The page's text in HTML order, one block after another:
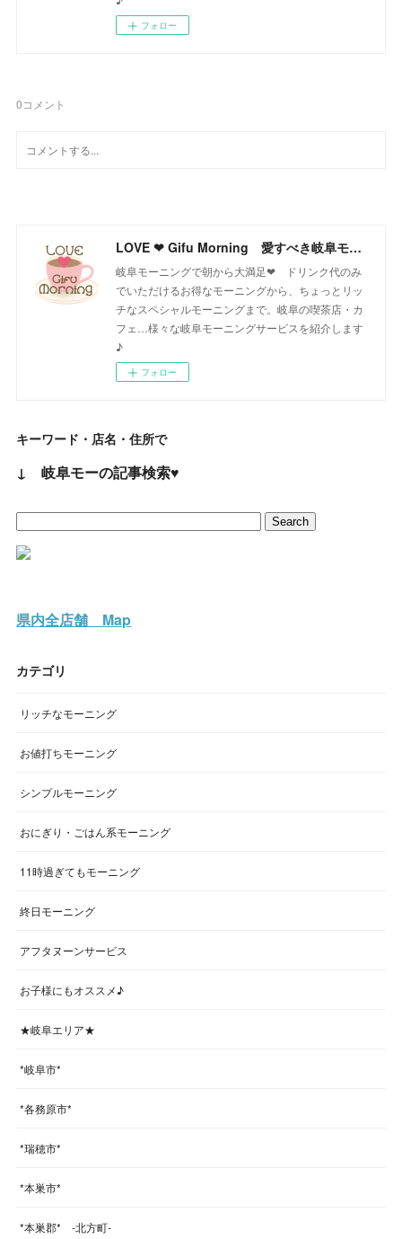
フォロー
0コメント
LOVE ❤ Gifu Morning 愛すべき岐阜モーニング♪
岐阜モーニングで朝から大満足❤ ドリンク代のみ
でいただけるお得なモーニングから、ちょっとリッ
チなスペシャルモーニングまで。岐阜の喫茶店・カ
フェ…様々な岐阜モーニングサービスを紹介します
♪
フォロー
キーワード・店名・住所で
↓ 岐阜モーの記事検索♥
県内全店舗 Map
カテゴリ
リッチなモーニング
お値打ちモーニング
シンプルモーニング
おにぎり・ごはん系モーニング
11時過ぎてもモーニング
終日モーニング
アフタヌーンサービス
お子様にもオススメ♪
★岐阜エリア★
*岐阜市*
*各務原市*
*瑞穂市*
*本巣市*
*本巣郡* -北方町-